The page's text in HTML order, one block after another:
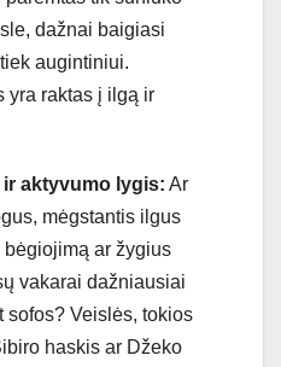
dažnai baigiasi
augintiniui.
yra raktas į ilgą ir
aktyvumo lygis: Ar
mėgstantis ilgus
ar žygius
vakarai dažniausiai
sofos? Veislės, tokios
haskis ar Džeko